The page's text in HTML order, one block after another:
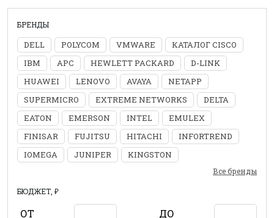
БРЕНДЫ
DELL POLYCOM VMWARE
КАТАЛОГ CISCO
IBM
APC HEWLETT PACKARD
D-LINK
HUAWEI
LENOVO AVAYA
NETAPP
SUPERMICRO
EXTREME NETWORKS
DELTA
EATON
EMERSON INTEL
EMULEX
FINISAR
FUJITSU HITACHI
INFORTREND
IOMEGA
JUNIPER KINGSTON
Все бренды
БЮДЖЕТ, ₽
ОТ ДО